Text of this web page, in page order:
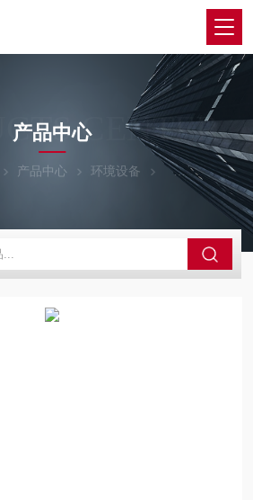
CENTER
产品中心
产品中心 环境设备 KASUGA春日